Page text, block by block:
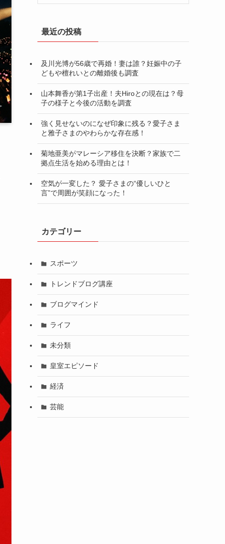
最近の投稿
及川光博が56歳で再婚！妻は誰？妊娠中の子
どもや檀れいとの離婚後も調査
山本舞香が第1子出産！夫Hiroとの現在は？母
子の様子と今後の活動を調査
強く見せないのになぜ印象に残る？愛子さま
と雅子さまのやわらかな存在感！
菊地亜美がマレーシア移住を決断？家族で二
拠点生活を始める理由とは！
空気が一変した？ 愛子さまの“優しいひと
言”で周囲が笑顔になった！
カテゴリー
スポーツ
トレンドブログ講座
ブログマインド
ライフ
未分類
皇室エピソード
経済
芸能